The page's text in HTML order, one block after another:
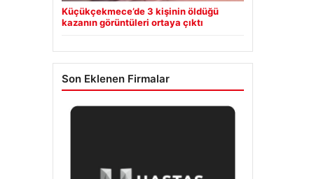
Küçükçekmece’de 3 kişinin öldüğü
kazanın görüntüleri ortaya çıktı
Son Eklenen Firmalar